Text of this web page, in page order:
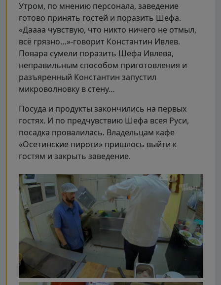
Утром, по мнению персонала, заведение
готово принять гостей и поразить Шефа.
«Даааа чувствую, что никто ничего не отмыл,
всё грязно…»-говорит Константин Ивлев.
Повара сумели поразить Шефа Ивлева,
неправильным способом приготовления и
разъяренный Константин запустил
микроволновку в стену…
Посуда и продукты закончились на первых
гостях. И по предчувствию Шефа всея Руси,
посадка провалилась. Владельцам кафе
«Осетинские пироги» пришлось выйти к
гостям и закрыть заведение.